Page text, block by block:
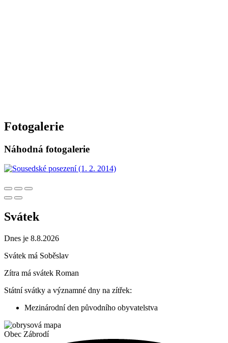
Fotogalerie
Náhodná fotogalerie
Svátek
Dnes je 8.8.2026
Svátek má Soběslav
Zítra má svátek Roman
Státní svátky a významné dny na zítřek:
Mezinárodní den původního obyvatelstva
Obec Zábrodí